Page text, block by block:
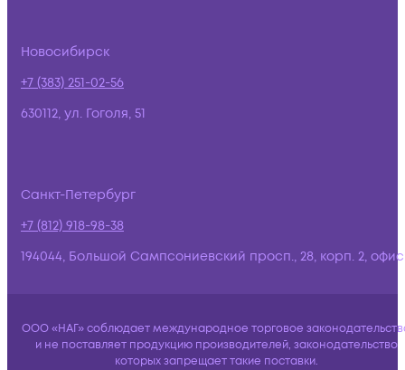
Новосибирск
+7 (383) 251-02-56
630112, ул. Гоголя, 51
Санкт-Петербург
+7 (812) 918-98-38
194044, Большой Сампсониевский просп., 28, корп. 2,
ООО «НАГ» соблюдает международное торговое
и не поставляет продукцию производителей, законодательство
которых запрещает такие поставки.